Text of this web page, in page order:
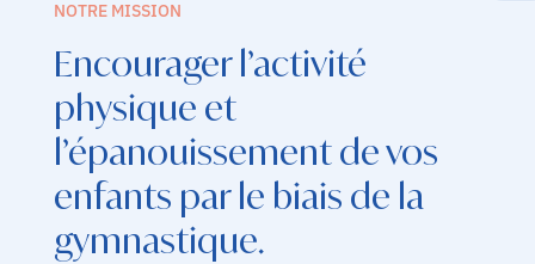
NOTRE MISSION
Encourager l’activité
physique et
l’épanouissement de vos
enfants par le biais de la
gymnastique.